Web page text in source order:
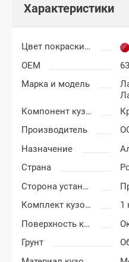
Характеристики
Цвет покраски Лада Ларгус
OEM
Марка и модель
Компонент кузова
Производитель
Назначение
Страна
Сторона установки
Комплект кузовных деталей
1
Поверхность крыла
Грунт